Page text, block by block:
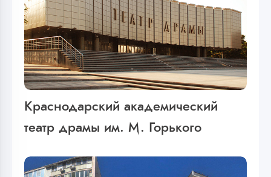
Краснодарский академический
театр драмы им. М. Горького